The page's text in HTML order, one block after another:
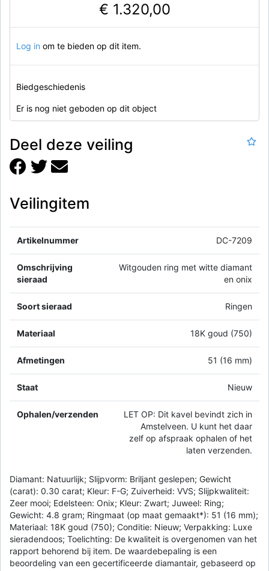
€ 1.320,00
Log in om te bieden op dit item.
Biedgeschiedenis
Er is nog niet geboden op dit object
Deel deze veiling
Veilingitem
Artikelnummer DC-7209
Omschrijving
sieraad
Witgouden ring met witte diamant
en onix
Soort sieraad Ringen
Materiaal 18K goud (750)
Afmetingen 51 (16 mm)
Staat Nieuw
Ophalen/verzenden
LET OP: Dit kavel bevindt zich in
Amstelveen. U kunt het daar
zelf op afspraak ophalen of het
laten verzenden.
Diamant: Natuurlijk; Slijpvorm: Briljant geslepen; Gewicht
(carat): 0.30 carat; Kleur: F-G; Zuiverheid: VVS; Slijpkwaliteit:
Zeer mooi; Edelsteen: Onix; Kleur: Zwart; Juweel: Ring;
Gewicht: 4.8 gram; Ringmaat (op maat gemaakt*): 51 (16 mm);
Materiaal: 18K goud (750); Conditie: Nieuw; Verpakking: Luxe
sieradendoos; Toelichting: De kwaliteit is overgenomen van het
rapport behorend bij item. De waardebepaling is een
beoordeling van een gecertificeerde diamantair, gebaseerd op